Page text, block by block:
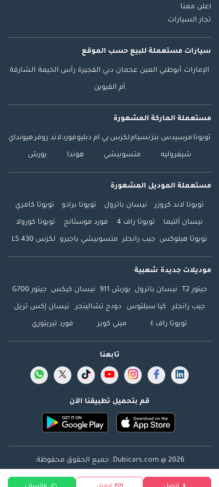
اعلن معنا
تجار السيارات
سيارات مستعملة للبيع حسب الموقع
الإمارات أبوظبي العين عجمان دبي الفجيرة رأس الخيمة الشارقة
أم القيوين
مستعملة الماركة المشهورة
تويوتا مرسيدس بنزنسياملكزس بي ام دبليوفوردلاند روفرهيونداي
شيفروليه متسوبيشي هوندا بورش
مستعملة الموديل المشهورة
تويوتا لاند كروزر نيسان باترول تويوتا برادو تويوتا كامري
نيسان ألتيما تويوتا راف 4 فورد موستانج تويوتا كورولا
تويوتا هيلوكس جيب رانجلر متسوبيشي باجيرو لكزس LS 430
موديلات جديدة شعبية
جيتور T2 نيسان باترول بورش 911 نيسان كيكس جيتور G700
جيب رانجلر كيا سيلتوس دودج تشالينجر نيسان إكس تريل
تويوتا راف ٤ ميني كوبر فورد تيريتوري
تابعنا
قم بتحميل تطبيقنا الآن
Dubicars.com @ 2026. جميع الحقوق محفوظة.
العنوان: 2114 ، برج شذى ، المدينة الإعلامية ، دبي ، الإمارات